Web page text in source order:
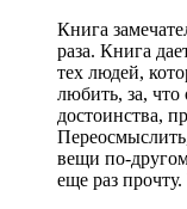
Книга
раза. Книга
тех людей,
любить, за, что
достоинства,
вещи по-
еще раз